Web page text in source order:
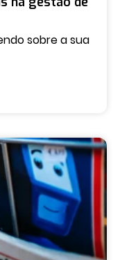
sobre a sua